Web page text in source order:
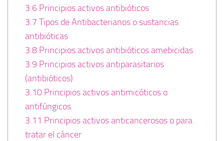
3.6Principios activos antibióticos
3.7 Tipos de Antibacterianos o sustancias
antibióticas
3.8Principios activos antibióticos amebicidas
3.9 Principios activos antiparasitarios
(antibióticos)
3.10Principios activos antimicóticos o
antifúngicos
3.11 Principios activos anticancerosos o para
tratar el cáncer